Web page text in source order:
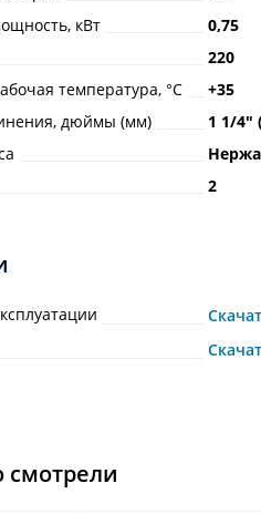
кВт
0,75
220
температура, °С
+35
дюймы (мм)
1 1/4ʺ
2
смотрели